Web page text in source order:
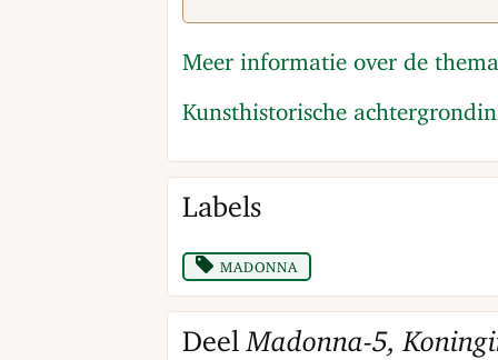
Meer informatie over de
Kunsthistorische
Labels
madonna
DeelMadonna-5,